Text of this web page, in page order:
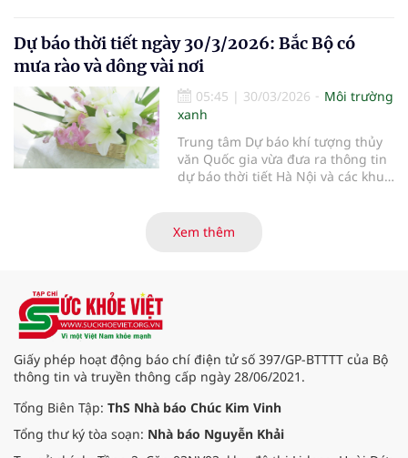
Dự báo thời tiết ngày 30/3/2026: Bắc Bộ có
mưa rào và dông vài nơi
05:45 | 30/03/2026
Môi trường
xanh
Trung tâm Dự báo khí tượng thủy
văn Quốc gia vừa đưa ra thông tin
dự báo thời tiết Hà Nội và các khu
Xem thêm
Giấy phép hoạt động báo chí điện tử số 397/GP-BTTTT của Bộ
thông tin và truyền thông cấp ngày 28/06/2021.
Tổng Biên Tập: ThS Nhà báo Chúc Kim Vinh
Tổng thư ký tòa soạn: Nhà báo Nguyễn Khải